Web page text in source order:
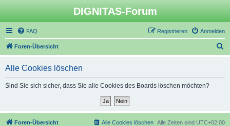
DIGNITAS-Forum
FAQ Anmelden
Registrieren
Foren-Übersicht
Alle Cookies löschen
Sind Sie sich sicher, dass Sie alle Cookies des Boards löschen möchten?
Foren-Übersicht Alle Zeiten sind UTC+02:00
Alle Cookies löschen